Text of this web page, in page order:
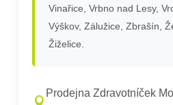
Vinařice, Vrbno nad Lesy,
Výškov, Zálužice, Zbrašín,
Žiželice.
Prodejna Zdravotníček